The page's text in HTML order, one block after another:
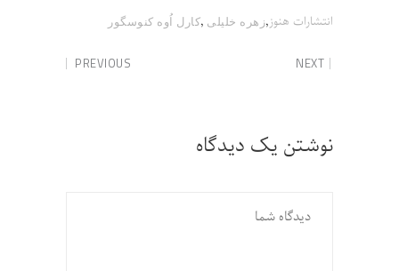
انتشارات هنوز,زهره خلیلی ,کارل اُوه کنوسگور
PREVIOUS NEXT
نوشتن یک دیدگاه